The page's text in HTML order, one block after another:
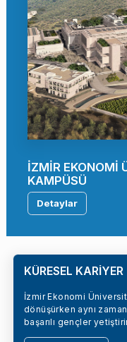
İZMİR EKONOMİ
KAMPÜSÜ
Detaylar
KÜRESEL KARİYER
İzmir Ekonomi
dönüşürken aynı
başarılı gençler